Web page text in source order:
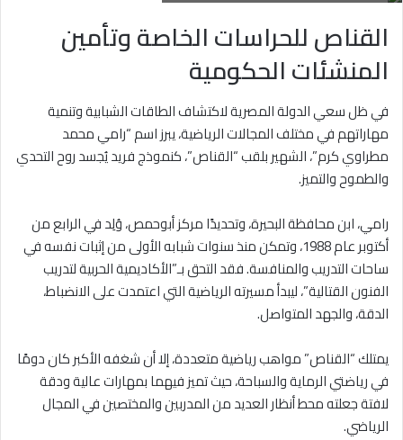
القناص للحراسات الخاصة وتأمين
المنشئات الحكومية
في ظل سعي الدولة المصرية لاكتشاف الطاقات الشبابية وتنمية
مهاراتهم في مختلف المجالات الرياضية، يبرز اسم “رامي محمد
مطراوي كرم”، الشهير بلقب “القناص”، كنموذج فريد يُجسد روح التحدي
والطموح والتميز.
رامي، ابن محافظة البحيرة، وتحديدًا مركز أبوحمص، وُلِد في الرابع من
أكتوبر عام 1988، وتمكن منذ سنوات شبابه الأولى من إثبات نفسه في
ساحات التدريب والمنافسة. فقد التحق بـ”الأكاديمية الحربية لتدريب
الفنون القتالية”، ليبدأ مسيرته الرياضية التي اعتمدت على الانضباط،
الدقة، والجهد المتواصل.
يمتلك “القناص” مواهب رياضية متعددة، إلا أن شغفه الأكبر كان دومًا
في رياضتي الرماية والسباحة، حيث تميز فيهما بمهارات عالية ودقة
لافتة جعلته محط أنظار العديد من المدربين والمختصين في المجال
الرياضي.